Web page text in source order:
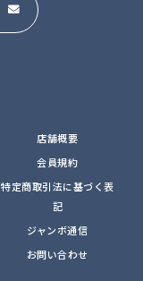
店舗概要
会員規約
特定商取引法に基づく表
記
ジャンボ通信
お問い合わせ